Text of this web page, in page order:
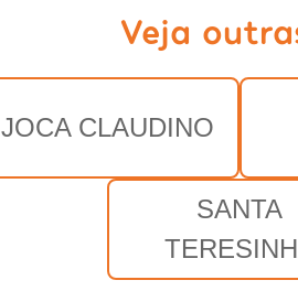
Veja
JOCA CLAUDINO
SANTA